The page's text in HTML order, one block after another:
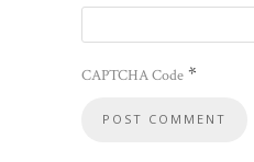
CAPTCHA Code *